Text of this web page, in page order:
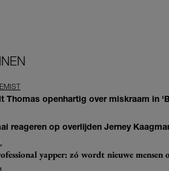
Thomas openhartig over miskraam in
reageren op overlijden Jerney
yapper: zó wordt nieuwe